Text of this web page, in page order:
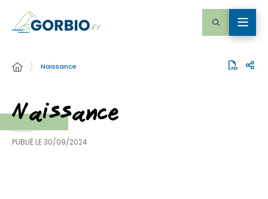
Naissance
Naissance
PUBLIÉ LE30/09/2024